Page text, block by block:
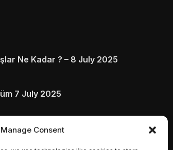
Manage Consent
Ne Kadar ? – 8 July 2025
7 July 2025
Ne Olur 5 July 2025